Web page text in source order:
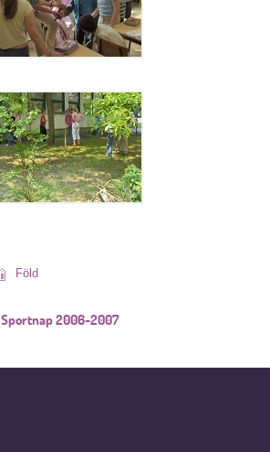
Föld
Sportnap 2006-2007